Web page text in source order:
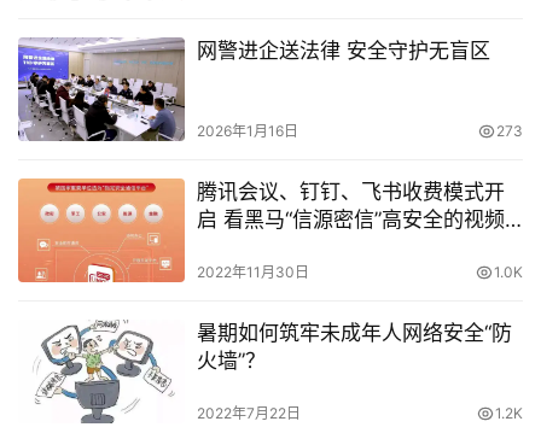
网警进企送法律 安全守护无盲区
2026年1月16日 273
腾讯会议、钉钉、飞书收费模式开
启 看黑马“信源密信”高安全的视频
2022年11月30日 1.0K
暑期如何筑牢未成年人网络安全“防
火墙”？
2022年7月22日 1.2K